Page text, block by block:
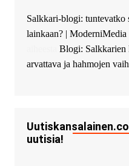
Salkkari-blogi:
lainkaan? |
Blogi: Salkkarien
arvattava ja hahmojen
uutisia!